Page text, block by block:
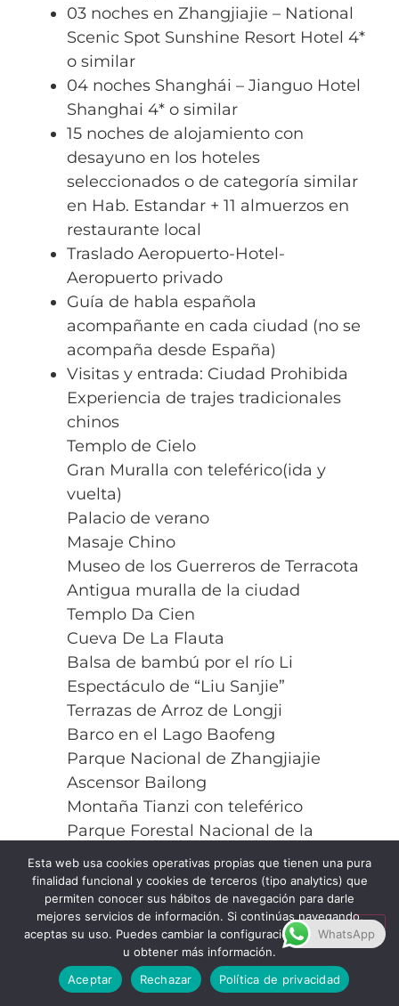
03 noches en Zhangjiajie – National
Scenic Spot Sunshine Resort Hotel 4*
o similar
04 noches Shanghái – Jianguo Hotel
Shanghai 4* o similar
15 noches de alojamiento con
desayuno en los hoteles
seleccionados o de categoría similar
en Hab. Estandar + 11 almuerzos en
restaurante local
Traslado Aeropuerto-Hotel-
Aeropuerto privado
Guía de habla española
acompañante en cada ciudad (no se
acompaña desde España)
Visitas y entrada: Ciudad Prohibida
Experiencia de trajes tradicionales
chinos
Templo de Cielo
Gran Muralla con teleférico(ida y
vuelta)
Palacio de verano
Masaje Chino
Museo de los Guerreros de Terracota
Antigua muralla de la ciudad
Templo Da Cien
Cueva De La Flauta
Balsa de bambú por el río Li
Espectáculo de “Liu Sanjie”
Terrazas de Arroz de Longji
Barco en el Lago Baofeng
Parque Nacional de Zhangjiajie
Ascensor Bailong
Montaña Tianzi con teleférico
Parque Forestal Nacional de la
Montaña Tianmen con teleférico (iba
y vuelta)
Ascensor de Curva Tianmen
Jardín de Yu
Crucero por el Río Huangpu
Jardín del Administrador Humilde
Colina de tigre
WhatsApp
Esta web usa cookies operativas propias que tienen una pura
finalidad funcional y cookies de terceros (tipo analytics) que
permiten conocer sus hábitos de navegación para darle
mejores servicios de información. Si continúas navegando,
aceptas su uso. Puedes cambiar la configuración, desactivarlas
u obtener más información.
Aceptar
Rechazar Política de privacidad